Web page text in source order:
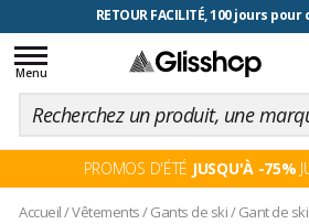
RETOUR FACILITÉ, 100 jours
Toggle
navigation
Menu
PROMOS D'ÉTÉ JUSQU'À -75%
Accueil/Vêtements/Gants de ski/Gant de